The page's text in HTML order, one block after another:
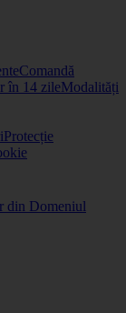
Comandă
în 14 zileModalități
Protecție